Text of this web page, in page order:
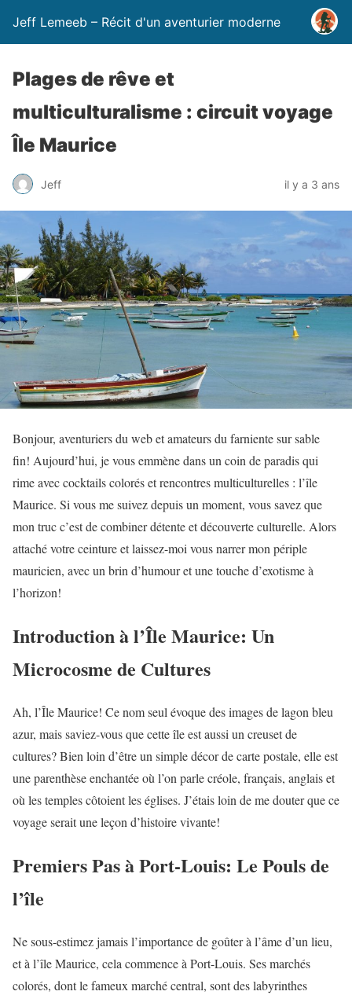
Jeff Lemeeb – Récit d'un aventurier moderne
Plages de rêve et
multiculturalisme : circuit voyage
Île Maurice
Jeff il y a 3 ans
Bonjour, aventuriers du web et amateurs du farniente sur sable
fin! Aujourd’hui, je vous emmène dans un coin de paradis qui
rime avec cocktails colorés et rencontres multiculturelles : l’île
Maurice. Si vous me suivez depuis un moment, vous savez que
mon truc c’est de combiner détente et découverte culturelle. Alors
attaché votre ceinture et laissez-moi vous narrer mon périple
mauricien, avec un brin d’humour et une touche d’exotisme à
l’horizon!
Introduction à l’Île Maurice: Un
Microcosme de Cultures
Ah, l’Île Maurice! Ce nom seul évoque des images de lagon bleu
azur, mais saviez-vous que cette île est aussi un creuset de
cultures? Bien loin d’être un simple décor de carte postale, elle est
une parenthèse enchantée où l’on parle créole, français, anglais et
où les temples côtoient les églises. J’étais loin de me douter que ce
voyage serait une leçon d’histoire vivante!
Premiers Pas à Port-Louis: Le Pouls de
l’île
Ne sous-estimez jamais l’importance de goûter à l’âme d’un lieu,
et à l’île Maurice, cela commence à Port-Louis. Ses marchés
colorés, dont le fameux marché central, sont des labyrinthes